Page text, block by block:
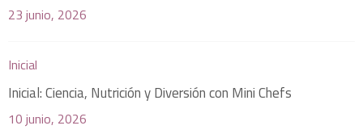
23 junio, 2026
Inicial
Inicial: Ciencia, Nutrición y Diversión con Mini Chefs
10 junio, 2026